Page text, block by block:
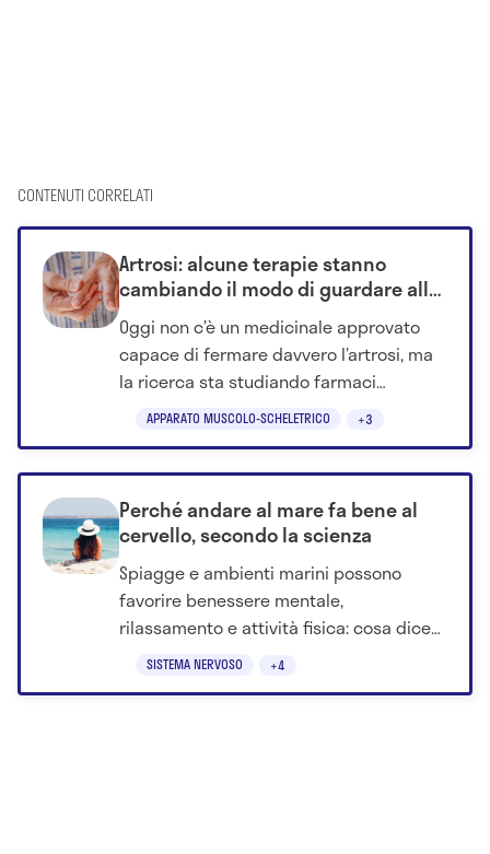
CONTENUTI CORRELATI
APPARATO MUSCOLO-SCHELETRICO +3
Artrosi: alcune terapie stanno
cambiando il modo di guardare alla
malattia
Oggi non c’è un medicinale approvato
capace di fermare davvero l’artrosi, ma
la ricerca sta studiando farmaci
metabolici, molecole sperimentali e
SISTEMA NERVOSO +4
Perché andare al mare fa bene al
cervello, secondo la scienza
Spiagge e ambienti marini possono
favorire benessere mentale,
rilassamento e attività fisica: cosa dice
la ricerca sugli effetti degli spazi blu.